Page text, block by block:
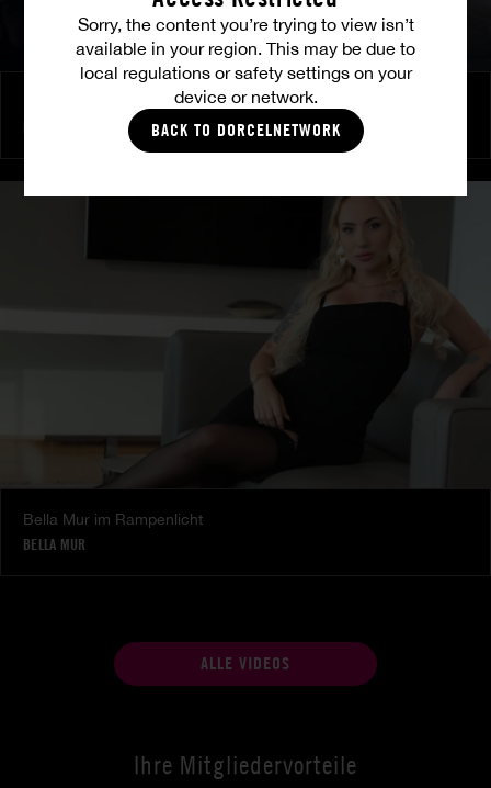
Sorry, the content you’re trying to view isn’t
available in your region. This may be due to
local regulations or safety settings on your
device or network.
BACK TO DORCELNETWORK
Brennende Freundschaft
MATTY MILA PEREZ
Bella Mur im Rampenlicht
BELLA MUR
ALLE VIDEOS
Ihre Mitgliedervorteile